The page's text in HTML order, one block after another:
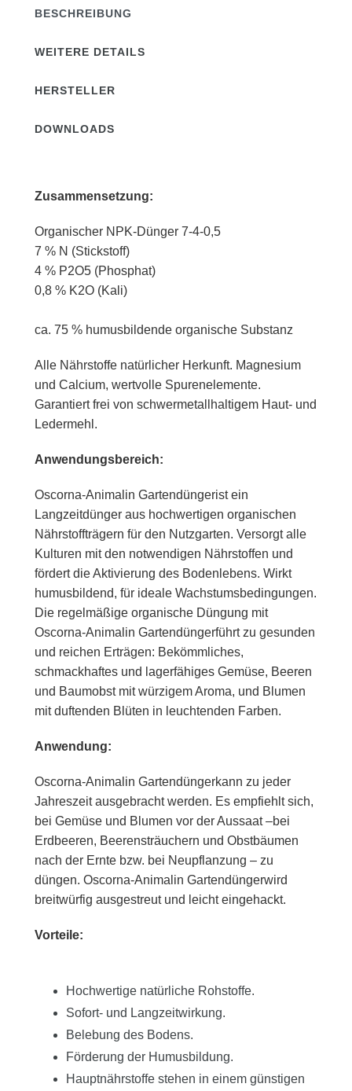
BESCHREIBUNG
WEITERE DETAILS
HERSTELLER
DOWNLOADS
Zusammensetzung:
Organischer NPK-Dünger 7-4-0,5
7 % N (Stickstoff)
4 % P2O5 (Phosphat)
0,8 % K2O (Kali)
ca. 75 % humusbildende organische Substanz
Alle Nährstoffe natürlicher Herkunft. Magnesium
und Calcium, wertvolle Spurenelemente.
Garantiert frei von schwermetallhaltigem Haut- und
Ledermehl.
Anwendungsbereich:
Oscorna-Animalin Gartendüngerist ein
Langzeitdünger aus hochwertigen organischen
Nährstoffträgern für den Nutzgarten. Versorgt alle
Kulturen mit den notwendigen Nährstoffen und
fördert die Aktivierung des Bodenlebens. Wirkt
humusbildend, für ideale Wachstumsbedingungen.
Die regelmäßige organische Düngung mit
Oscorna-Animalin Gartendüngerführt zu gesunden
und reichen Erträgen: Bekömmliches,
schmackhaftes und lagerfähiges Gemüse, Beeren
und Baumobst mit würzigem Aroma, und Blumen
mit duftenden Blüten in leuchtenden Farben.
Anwendung:
Oscorna-Animalin Gartendüngerkann zu jeder
Jahreszeit ausgebracht werden. Es empfiehlt sich,
bei Gemüse und Blumen vor der Aussaat –bei
Erdbeeren, Beerensträuchern und Obstbäumen
nach der Ernte bzw. bei Neupflanzung – zu
düngen. Oscorna-Animalin Gartendüngerwird
breitwürfig ausgestreut und leicht eingehackt.
Vorteile:
Hochwertige natürliche Rohstoffe.
Sofort- und Langzeitwirkung.
Belebung des Bodens.
Förderung der Humusbildung.
Hauptnährstoffe stehen in einem günstigen